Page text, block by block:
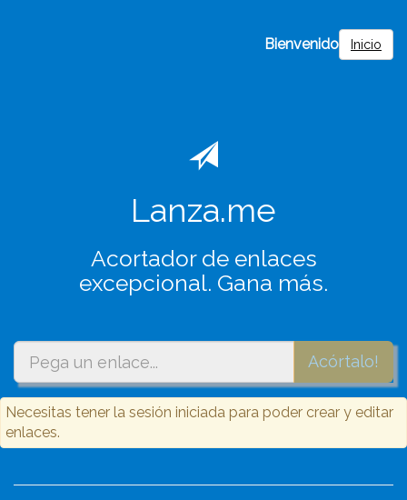
Bienvenido Inicio
Lanza.me
Acortador de enlaces
excepcional. Gana más.
Acórtalo!
Necesitas tener la sesión iniciada para poder crear y editar
enlaces.